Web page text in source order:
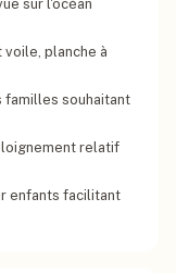
sur l'océan
planche à
familles souhaitant
relatif
enfants facilitant